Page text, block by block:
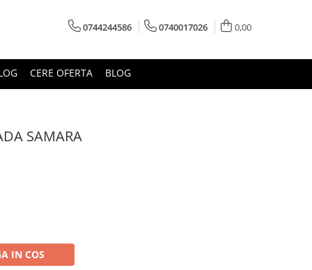
0744244586 0740017026 0,00
CERE OFERTA BLOG
SAMARA
IN COS